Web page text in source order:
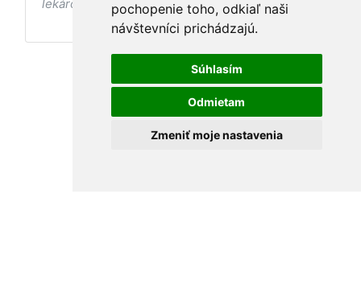
pochopenie toho, odkiaľ naši
návštevníci prichádzajú.
Súhlasím
Odmietam
Zmeniť moje nastavenia
lekárom tieto postupy a odporúčania neaplikujte.